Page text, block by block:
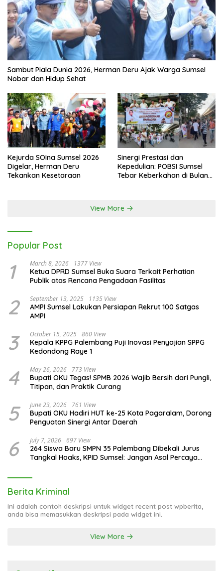
Sambut Piala Dunia 2026, Herman Deru Ajak Warga Sumsel
Nobar dan Hidup Sehat
Kejurda SOIna Sumsel 2026
Digelar, Herman Deru
Tekankan Kesetaraan
Sinergi Prestasi dan
Kepedulian: POBSI Sumsel
Tebar Keberkahan di Bulan
View More
Popular Post
1 March 8, 2026 1377 View
Ketua DPRD Sumsel Buka Suara Terkait Perhatian
Publik atas Rencana Pengadaan Fasilitas
2 September 13, 2025 1135 View
AMPI Sumsel Lakukan Persiapan Rekrut 100 Satgas
AMPI
3 October 15, 2025 860 View
Kepala KPPG Palembang Puji Inovasi Penyajian SPPG
Kedondong Raye 1
4 May 26, 2026 773 View
Bupati OKU Tegas! SPMB 2026 Wajib Bersih dari Pungli,
Titipan, dan Praktik Curang
5 June 23, 2026 761 View
Bupati OKU Hadiri HUT ke-25 Kota Pagaralam, Dorong
Penguatan Sinergi Antar Daerah
6 July 7, 2026 697 View
264 Siswa Baru SMPN 35 Palembang Dibekali Jurus
Tangkal Hoaks, KPID Sumsel: Jangan Asal Percaya
Berita Kriminal
Ini adalah contoh deskripsi untuk widget recent post wpberita,
anda bisa memasukkan deskripsi pada widget ini.
View More